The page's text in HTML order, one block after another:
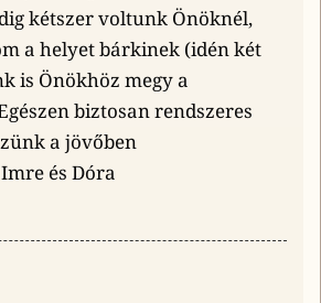
kétszer voltunk Önöknél,
a helyet bárkinek (idén két
is Önökhöz megy a
biztosan rendszeres
a jövőben
és Dóra